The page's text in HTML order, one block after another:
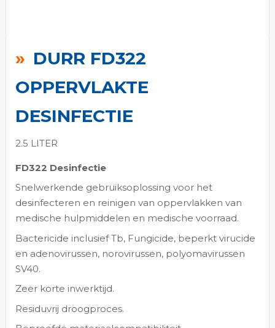
DURR FD322
OPPERVLAKTE
DESINFECTIE
2.5 LITER
FD322 Desinfectie
Snelwerkende gebruiksoplossing voor het
desinfecteren en reinigen van oppervlakken van
medische hulpmiddelen en medische voorraad.
Bactericide inclusief Tb, Fungicide, beperkt virucide
en adenovirussen, norovirussen, polyomavirussen
SV40.
Zeer korte inwerktijd.
Residuvrij droogproces.
het
begin
van
de
afbeeldingen-
gallerij